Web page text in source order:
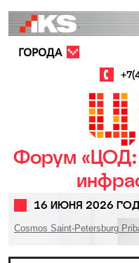
ГОРОДА
Форум «ЦОД:
16 ИЮНЯ 2026
Cosmos Saint-Petersburg